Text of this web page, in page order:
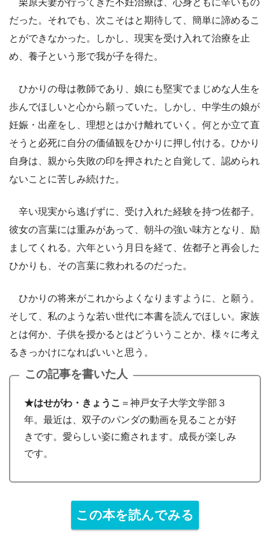
だった。それでも、次こそはと期待して、簡単に諦めるこ
とができなかった。しかし、現実を受け入れて治療を止
め、養子という形で我が子を得た。
ひかりの母は教師であり、娘にも堅実でまじめな人生を
歩んでほしいと心から願っていた。しかし、中学生の娘が
妊娠・出産をし、理想とはかけ離れていく。何とか立て直
そうと必死に自分の価値観をひかりに押し付ける。ひかり
自身は、親から失敗の印を押されたと自覚して、認められ
ないことに苦しみ続けた。
辛い現実から逃げずに、受け入れた経験を持つ佐都子。
彼女の言葉には重みがあって、朝斗の強い味方となり、励
ましてくれる。六年という月日を経て、佐都子と再会した
ひかりも、その言葉に救われるのだった。
ひかりの将来がこれからよくなりますように、と願う。
そして、私のような若い世代に本書を読んでほしい。家族
とは何か、子供を授かるとはどういうことか、様々に考え
るきっかけになればいいと思う。
この記事を書いた人
★はせがわ・きょうこ ＝神戸女子大学文学部３
年。最近は、双子のパンダの動画を見ることが好
きです。愛らしい姿に癒されます。成長が楽しみ
です。
この本を読んでみる